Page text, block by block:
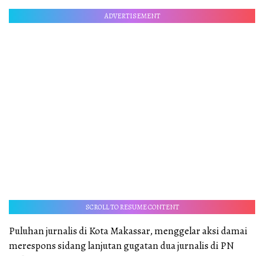
ADVERTISEMENT
SCROLL TO RESUME CONTENT
Puluhan jurnalis di Kota Makassar, menggelar aksi damai
merespons sidang lanjutan gugatan dua jurnalis di PN